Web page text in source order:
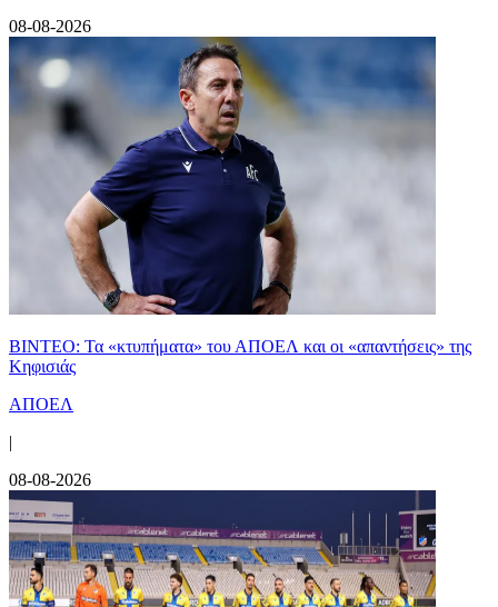
08-08-2026
ΒΙΝΤΕΟ: Τα «κτυπήματα» του ΑΠΟΕΛ και οι «απαντήσεις» της
Κηφισιάς
ΑΠΟΕΛ
|
08-08-2026